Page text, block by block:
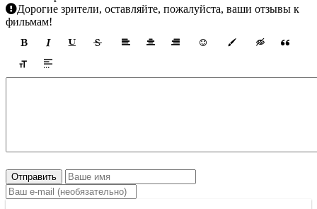
Дорогие зрители, оставляйте, пожалуйста, ваши отзывы к
фильмам!
Отправить